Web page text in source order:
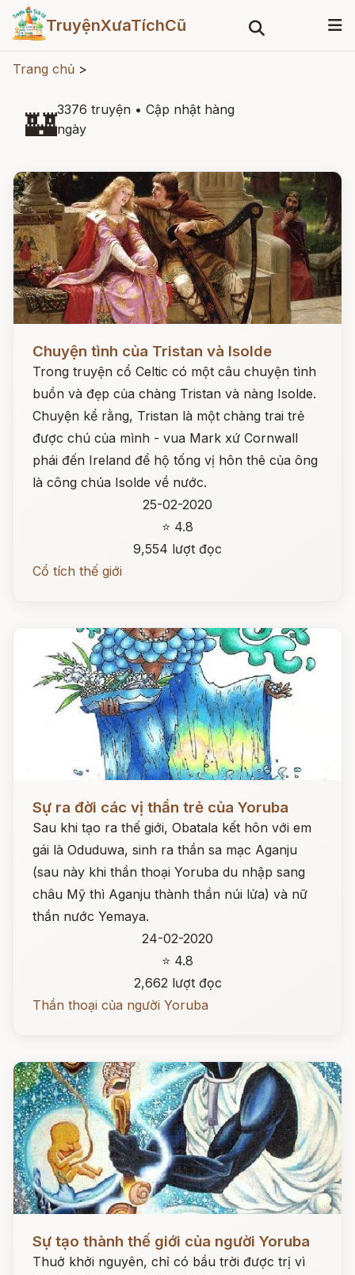
TruyệnXưaTíchCũ
Trang chủ >
🏰3376 truyện • Cập nhật hàng
ngày
Chuyện tình của Tristan và Isolde
Trong truyện cổ Celtic có một câu chuyện tình
buồn và đẹp của chàng Tristan và nàng Isolde.
Chuyện kể rằng, Tristan là một chàng trai trẻ
được chú của mình - vua Mark xứ Cornwall
phái đến Ireland để hộ tống vị hôn thê của ông
là công chúa Isolde về nước.
25-02-2020
⭐ 4.8
9,554 lượt đọc
Cổ tích thế giới
Sự ra đời các vị thần trẻ của Yoruba
Sau khi tạo ra thế giới, Obatala kết hôn với em
gái là Oduduwa, sinh ra thần sa mạc Aganju
(sau này khi thần thoại Yoruba du nhập sang
châu Mỹ thì Aganju thành thần núi lửa) và nữ
thần nước Yemaya.
24-02-2020
⭐ 4.8
2,662 lượt đọc
Thần thoại của người Yoruba
Sự tạo thành thế giới của người Yoruba
Thuở khởi nguyên, chỉ có bầu trời được trị vì